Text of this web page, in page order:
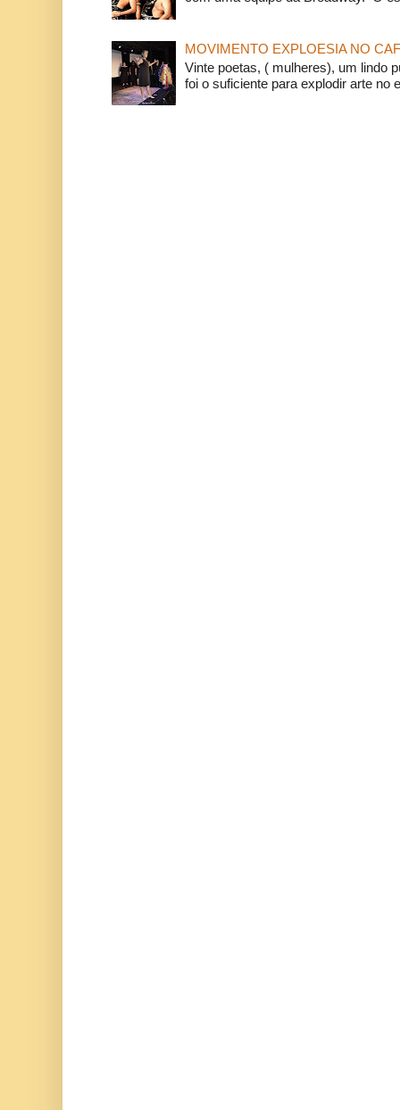
MOVIMENTO EXPLOESIA NO
Vinte poetas, ( mulheres), um lindo
foi o suficiente para explodir arte no